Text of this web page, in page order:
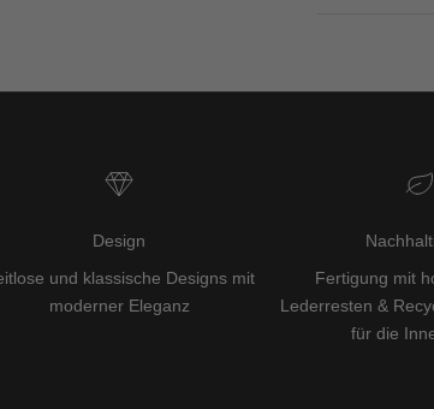
Design
und klassische Designs mit
moderner Eleganz
Fertigung mit
Lederresten &
für die